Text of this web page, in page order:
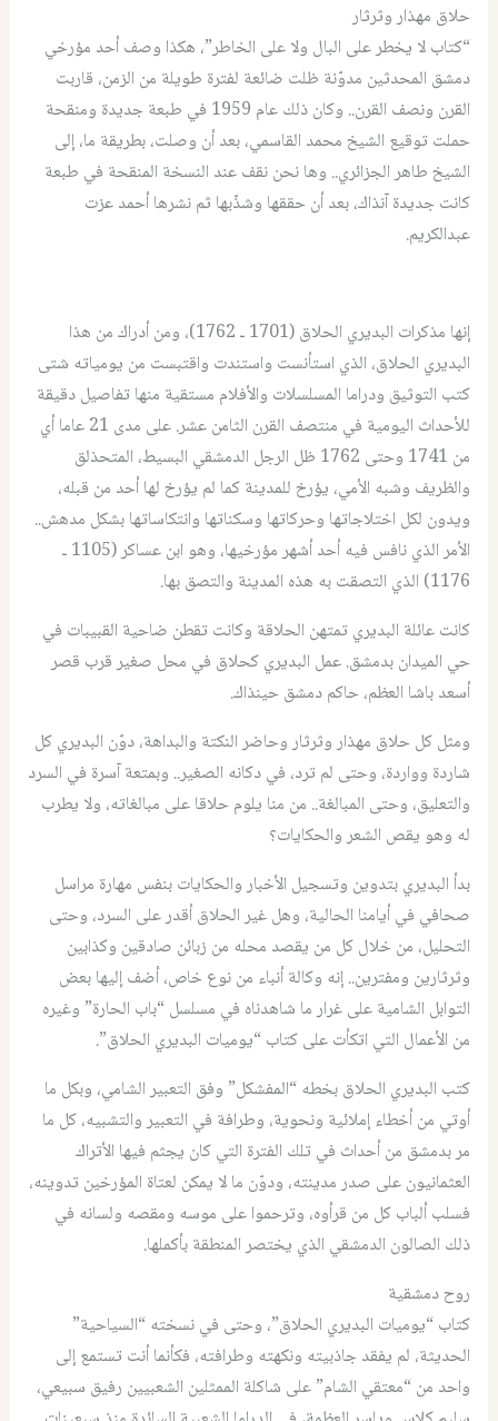
حلاق مهذار وثرثار
“كتاب لا يخطر على البال ولا على الخاطر”، هكذا وصف أحد مؤرخي
دمشق المحدثين مدوّنة ظلت ضائعة لفترة طويلة من الزمن، قاربت
القرن ونصف القرن.. وكان ذلك عام 1959 في طبعة جديدة ومنقحة
حملت توقيع الشيخ محمد القاسمي، بعد أن وصلت، بطريقة ما، إلى
الشيخ طاهر الجزائري.. وها نحن نقف عند النسخة المنقحة في طبعة
كانت جديدة آنذاك، بعد أن حققها وشذّبها ثم نشرها أحمد عزت
عبدالكريم.
إنها مذكرات البديري الحلاق (1701 ـ 1762)، ومن أدراك من هذا
البديري الحلاق، الذي استأنست واستندت واقتبست من يومياته شتى
كتب التوثيق ودراما المسلسلات والأفلام مستقية منها تفاصيل دقيقة
للأحداث اليومية في منتصف القرن الثامن عشر. على مدى 21 عاما أي
من 1741 وحتى 1762 ظل الرجل الدمشقي البسيط، المتحذلق
والظريف وشبه الأمي، يؤرخ للمدينة كما لم يؤرخ لها أحد من قبله،
ويدون لكل اختلاجاتها وحركاتها وسكناتها وانتكاساتها بشكل مدهش..
الأمر الذي نافس فيه أحد أشهر مؤرخيها، وهو ابن عساكر (1105 ـ
1176) الذي التصقت به هذه المدينة والتصق بها.
كانت عائلة البديري تمتهن الحلاقة وكانت تقطن ضاحية القبيبات في
حي الميدان بدمشق. عمل البديري كحلاق في محل صغير قرب قصر
أسعد باشا العظم، حاكم دمشق حينذاك.
ومثل كل حلاق مهذار وثرثار وحاضر النكتة والبداهة، دوّن البديري كل
شاردة وواردة، وحتى لم ترد، في دكانه الصغير.. وبمتعة آسرة في السرد
والتعليق، وحتى المبالغة.. من منا يلوم حلاقا على مبالغاته، ولا يطرب
له وهو يقص الشعر والحكايات؟
بدأ البديري بتدوين وتسجيل الأخبار والحكايات بنفس مهارة مراسل
صحافي في أيامنا الحالية، وهل غير الحلاق أقدر على السرد، وحتى
التحليل، من خلال كل من يقصد محله من زبائن صادقين وكذابين
وثرثارين ومفترين.. إنه وكالة أنباء من نوع خاص، أضف إليها بعض
التوابل الشامية على غرار ما شاهدناه في مسلسل “باب الحارة” وغيره
من الأعمال التي اتكأت على كتاب “يوميات البديري الحلاق”.
كتب البديري الحلاق بخطه “المفشكل” وفق التعبير الشامي، وبكل ما
أوتي من أخطاء إملائية ونحوية، وطرافة في التعبير والتشبيه، كل ما
مر بدمشق من أحداث في تلك الفترة التي كان يجثم فيها الأتراك
العثمانيون على صدر مدينته، ودوّن ما لا يمكن لعتاة المؤرخين تدوينه،
فسلب ألباب كل من قرأوه، وترحموا على موسه ومقصه ولسانه في
ذلك الصالون الدمشقي الذي يختصر المنطقة بأكملها.
روح دمشقية
كتاب “يوميات البديري الحلاق”، وحتى في نسخته “السياحية”
الحديثة، لم يفقد جاذبيته ونكهته وطرافته، فكأنما أنت تستمع إلى
واحد من “معتقي الشام” على شاكلة الممثلين الشعبيين رفيق سبيعي،